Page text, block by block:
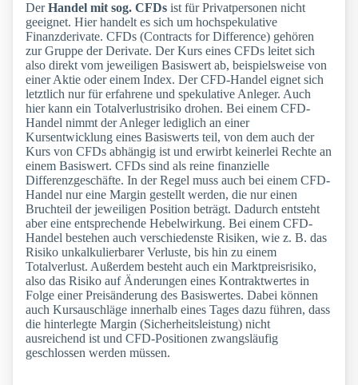
DerHandel mit sog. CFDs ist für Privatpersonen nicht
geeignet. Hier handelt es sich um hochspekulative
Finanzderivate. CFDs (Contracts for Difference) gehören
zur Gruppe der Derivate. Der Kurs eines CFDs leitet sich
also direkt vom jeweiligen Basiswert ab, beispielsweise von
einer Aktie oder einem Index. Der CFD-Handel eignet sich
letztlich nur für erfahrene und spekulative Anleger. Auch
hier kann ein Totalverlustrisiko drohen. Bei einem CFD-
Handel nimmt der Anleger lediglich an einer
Kursentwicklung eines Basiswerts teil, von dem auch der
Kurs von CFDs abhängig ist und erwirbt keinerlei Rechte an
einem Basiswert. CFDs sind als reine finanzielle
Differenzgeschäfte. In der Regel muss auch bei einem CFD-
Handel nur eine Margin gestellt werden, die nur einen
Bruchteil der jeweiligen Position beträgt. Dadurch entsteht
aber eine entsprechende Hebelwirkung. Bei einem CFD-
Handel bestehen auch verschiedenste Risiken, wie z. B. das
Risiko unkalkulierbarer Verluste, bis hin zu einem
Totalverlust. Außerdem besteht auch ein Marktpreisrisiko,
also das Risiko auf Änderungen eines Kontraktwertes in
Folge einer Preisänderung des Basiswertes. Dabei können
auch Kursauschläge innerhalb eines Tages dazu führen, dass
die hinterlegte Margin (Sicherheitsleistung) nicht
ausreichend ist und CFD-Positionen zwangsläufig
geschlossen werden müssen.